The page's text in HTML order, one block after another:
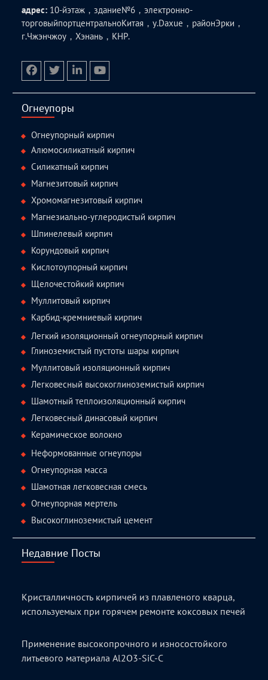
адрес: 10-йэтаж，здание№6，электронно-
торговыйпортцентральноКитая，у.Daxue，районЭрки，
г.Чжэнчжоу，Хэнань，КНР.
Огнеупоры
Огнеупорный кирпич
Алюмосиликатный кирпич
Силикатный кирпич
Магнезитовый кирпич
Хромомагнезитовый кирпич
Магнезиально-углеродистый кирпич
Шпинелевый кирпич
Корундовый кирпич
Кислотоупорный кирпич
Щелочестойкий кирпич
Муллитовый кирпич
Карбид-кремниевый кирпич
Легкий изоляционный огнеупорный кирпич
Глиноземистый пустоты шары кирпич
Муллитовый изоляционный кирпич
Легковесный высокоглиноземистый кирпич
Шамотный теплоизоляционный кирпич
Легковесный динасовый кирпич
Керамическое волокно
Неформованные огнеупоры
Огнеупорная масса
Шамотная легковесная смесь
Огнеупорная мертель
Высокоглиноземистый цемент
Недавние Посты
Кристалличность кирпичей из плавленого кварца,
используемых при горячем ремонте коксовых печей
Применение высокопрочного и износостойкого
литьевого материала Al2O3-SiC-C